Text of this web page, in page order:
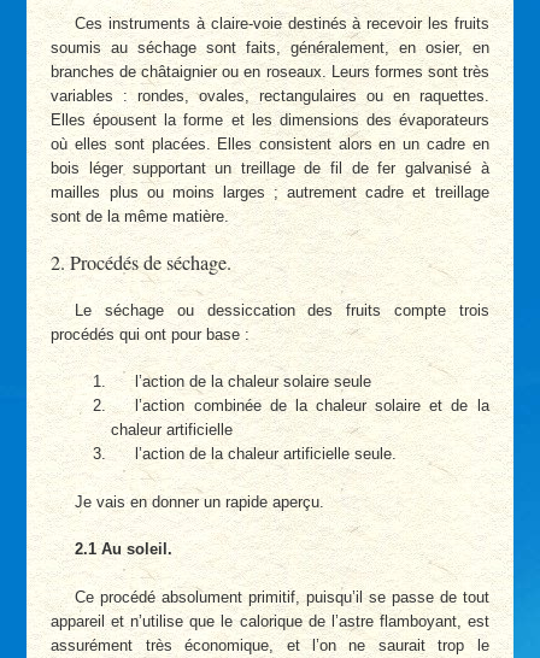
Ces instruments à claire-voie destinés à recevoir les fruits
soumis au séchage sont faits, généralement, en osier, en
branches de châtaignier ou en roseaux. Leurs formes sont très
variables : rondes, ovales, rectangulaires ou en raquettes.
Elles épousent la forme et les dimensions des évaporateurs
où elles sont placées. Elles consistent alors en un cadre en
bois léger supportant un treillage de fil de fer galvanisé à
mailles plus ou moins larges ; autrement cadre et treillage
sont de la même matière.
2. Procédés de séchage.
Le séchage ou dessiccation des fruits compte trois
procédés qui ont pour base :
l’action de la chaleur solaire seule
l’action combinée de la chaleur solaire et de la
chaleur artificielle
l’action de la chaleur artificielle seule.
Je vais en donner un rapide aperçu.
2.1 Au soleil.
Ce procédé absolument primitif, puisqu’il se passe de tout
appareil et n’utilise que le calorique de l’astre flamboyant, est
assurément très économique, et l’on ne saurait trop le